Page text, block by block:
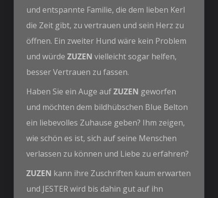
und entspannte Familie, die dem lieben Kerl
die Zeit gibt, zu vertrauen und sein Herz zu
öffnen. Ein zweiter Hund wäre kein Problem
und würdeZUZENvielleicht sogar helfen,
besser Vertrauen zu fassen.
Haben Sie ein Auge aufZUZEN geworfen
und möchten dem bildhübschen Blue Belton
ein liebevolles Zuhause geben? Ihm zeigen,
wie schön es ist, sich auf seine Menschen
verlassen zu können und Liebe zu erfahren?
ZUZEN kann ihre Zuschriften kaum erwarten
und JESTER wird bis dahin gut auf ihn